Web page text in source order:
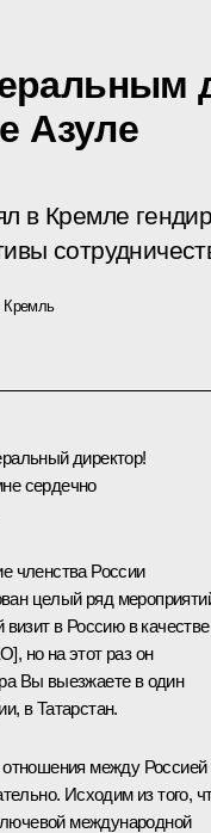
Азуле
в Кремле
Кремль
директор!
сердечно
членства России
целый ряд
в Россию в качестве
но на этот раз он
Вы выезжаете в один
в Татарстан.
отношения между Россией
Исходим из того,
международной